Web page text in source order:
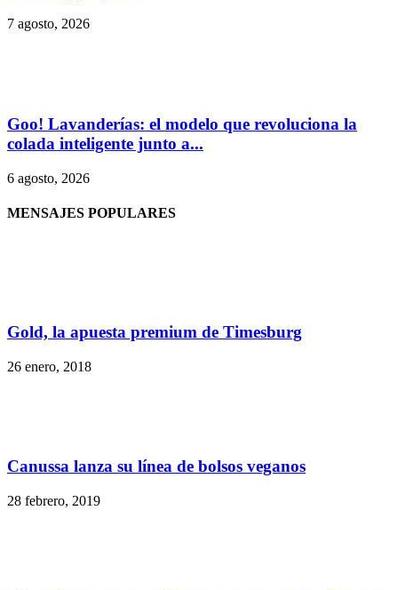
7 agosto, 2026
Goo! Lavanderías: el modelo que revoluciona la
colada inteligente junto a...
6 agosto, 2026
MENSAJES POPULARES
Gold, la apuesta premium de Timesburg
26 enero, 2018
Canussa lanza su línea de bolsos veganos
28 febrero, 2019